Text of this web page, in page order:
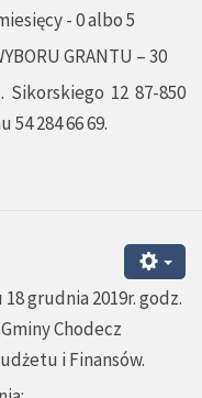
- 0 albo 5
GRANTU – 30
12 87-850
284 66 69.
grudnia 2019r. godz.
Chodecz
i Finansów.